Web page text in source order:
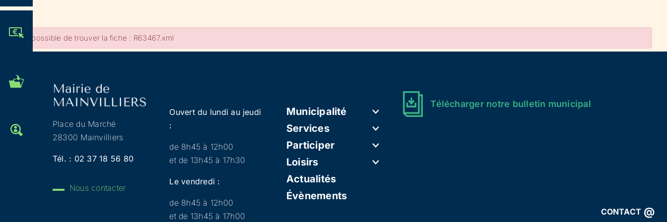
ADMINISTRATIVES
OFFRES D'EMPLOI
CONTACT @
Impossible de trouver la fiche : R63467.xml
Place du Marché
28300 Mainvilliers
Tél. : 02 37 18 56 80
Nous contacter
Ouvert du lundi au jeudi
:
de 8h45 à 12h00
et de 13h45 à 17h30
Le vendredi :
de 8h45 à 12h00
et de 13h45 à 17h00
Municipalité
Services
Participer
Loisirs
Actualités
Évènements
Télécharger notre bulletin municipal